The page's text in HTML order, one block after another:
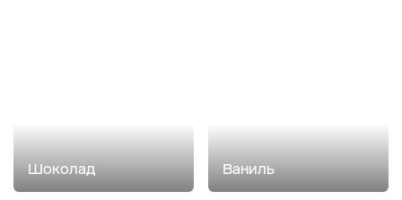
Шоколад Ваниль